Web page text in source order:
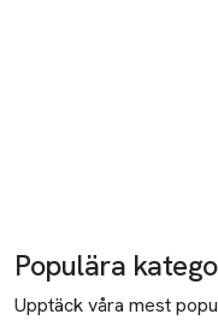
Populära
Upptäck våra mest